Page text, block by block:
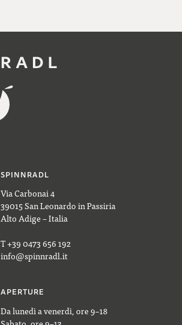
SPINNRADL
Via Carbonai 4
39015 San Leonardo in Passiria
Alto Adige – Italia
T +39 0473 656 192
info@spinnradl.it
APERTURE
Da lunedì a venerdì, ore 9–18